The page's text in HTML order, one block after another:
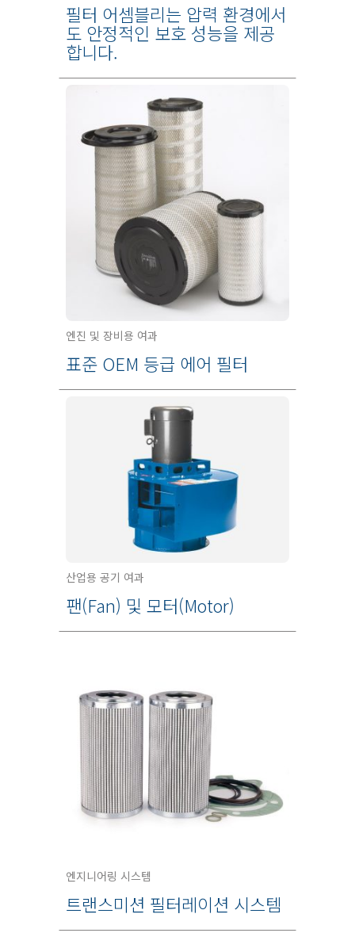
필터 어셈블리는 압력 환경에서
도 안정적인 보호 성능을 제공
합니다.
엔진 및 장비용 여과
표준 OEM 등급 에어 필터
산업용 공기 여과
팬(Fan) 및 모터(Motor)
엔지니어링 시스템
트랜스미션 필터레이션 시스템